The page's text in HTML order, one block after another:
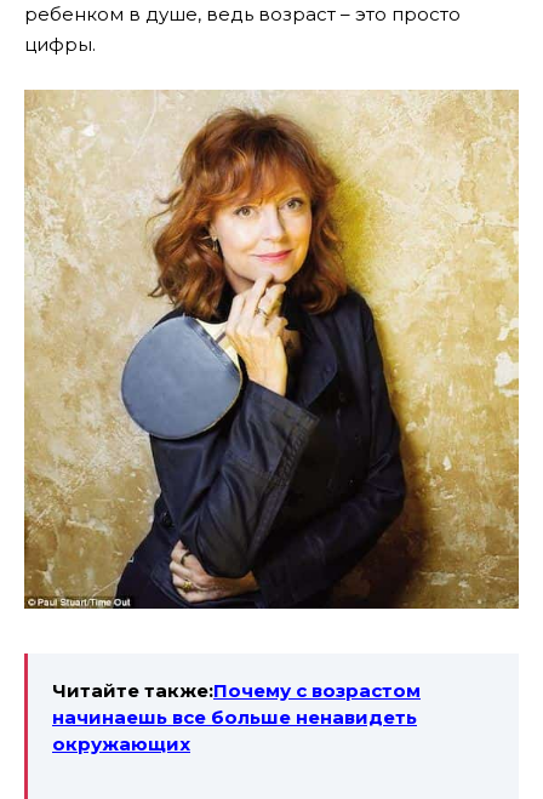
ребенком в душе, ведь возраст – это просто
цифры.
Читайте также:Почему с возрастом
начинаешь все больше ненавидеть
окружающих